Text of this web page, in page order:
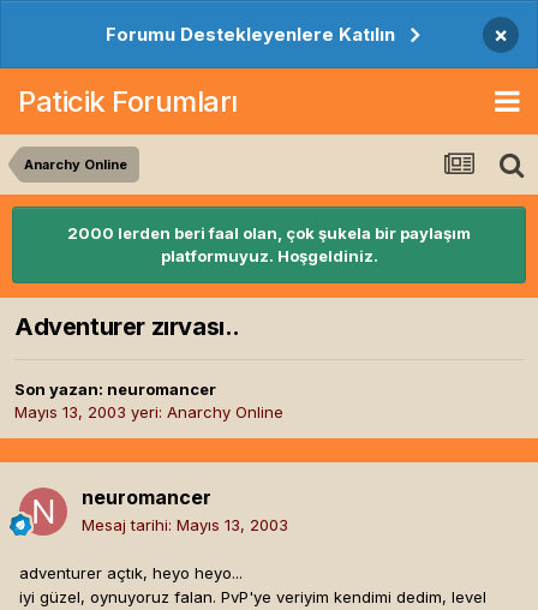
Forumu Destekleyenlere Katılın ×
Paticik Forumları
Anarchy Online
2000 lerden beri faal olan, çok şukela bir paylaşım
platformuyuz. Hoşgeldiniz.
Adventurer zırvası..
Son yazan: neuromancer
Mayıs 13, 2003 yeri: Anarchy Online
neuromancer
Mesaj tarihi: Mayıs 13, 2003
adventurer açtık, heyo heyo...
iyi güzel, oynuyoruz falan. PvP'ye veriyim kendimi dedim, level